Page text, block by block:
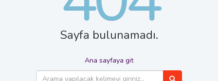
Sayfa bulunamadı.
Ana sayfaya git